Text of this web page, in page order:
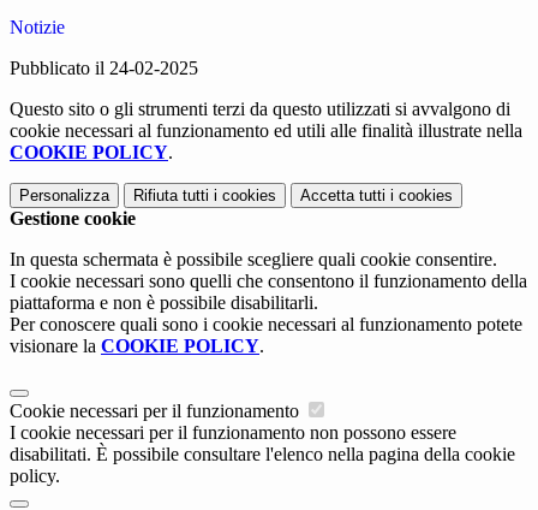
Notizie
Pubblicato il 24-02-2025
Questo sito o gli strumenti terzi da questo utilizzati si avvalgono di
cookie necessari al funzionamento ed utili alle finalità illustrate nella
COOKIE POLICY.
Personalizza Rifiuta tutti i cookies Accetta tutti i cookies
Gestione cookie
In questa schermata è possibile scegliere quali cookie consentire.
I cookie necessari sono quelli che consentono il funzionamento della
piattaforma e non è possibile disabilitarli.
Per conoscere quali sono i cookie necessari al funzionamento potete
visionare la COOKIE POLICY.
Cookie necessari per il funzionamento
I cookie necessari per il funzionamento non possono essere
disabilitati. È possibile consultare l'elenco nella pagina della cookie
policy.